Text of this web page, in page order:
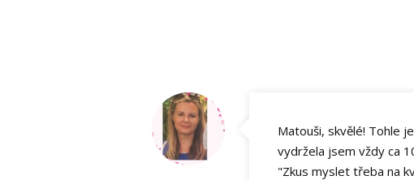
Matouši, skvělé! Tohle
vydržela jsem vždy ca
"Zkus myslet třeba na